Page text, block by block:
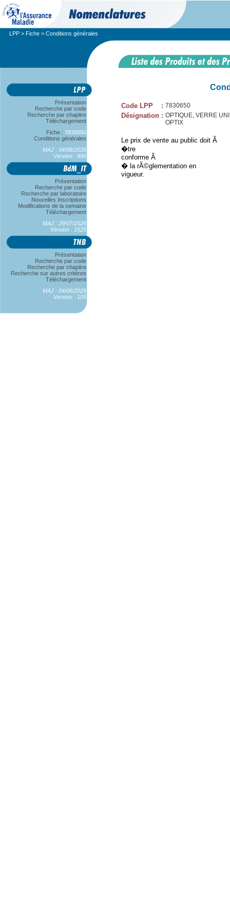
LPP > Fiche > Conditions générales
Présentation
Recherche par code
Recherche par chapitre
Téléchargement
Fiche : 7830650
Conditions générales
MAJ : 04/08/2026
Version : 896
Présentation
Recherche par code
Recherche par laboratoire
Nouvelles Inscriptions
Modifications de la semaine
Téléchargement
MAJ : 29/07/2026
Version : 1525
Présentation
Recherche par code
Recherche par chapitre
Recherche sur autres critères
Téléchargement
MAJ : 04/06/2026
Version : 105
Code LPP : 7830650
Désignation : OPTIQUE, VERRE
OPTIX
Le prix de vente au public doit Ã
�tre
conforme Ã
� la rÃ©glementation en
vigueur.